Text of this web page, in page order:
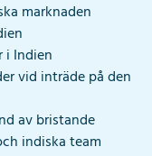
marknaden
i Indien
vid inträde på den
av bristande
indiska team